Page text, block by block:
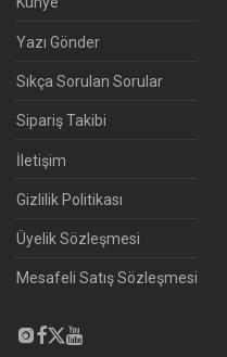
Yazı Gönder
Sıkça Sorulan Sorular
Sipariş Takibi
İletişim
Gizlilik Politikası
Üyelik Sözleşmesi
Mesafeli Satış Sözleşmesi